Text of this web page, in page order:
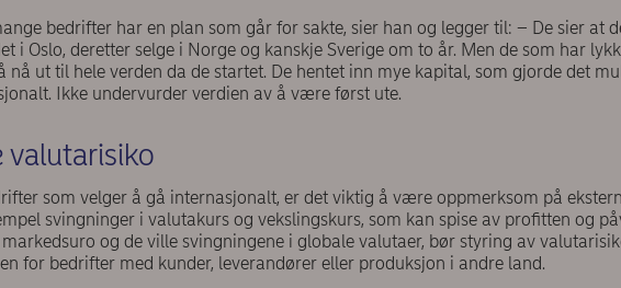
bedrifter har en plan som går for sakte, sier han og legger til: – De sier at
i Oslo, deretter selge i Norge og kanskje Sverige om to år. Men de som har
nå ut til hele verden da de startet. De hentet inn mye kapital, som gjorde det
Ikke undervurder verdien av å være først ute.
valutarisiko
som velger å gå internasjonalt, er det viktig å være oppmerksom på
svingninger i valutakurs og vekslingskurs, som kan spise av profitten og
og de ville svingningene i globale valutaer, bør styring av
for bedrifter med kunder, leverandører eller produksjon i andre land.